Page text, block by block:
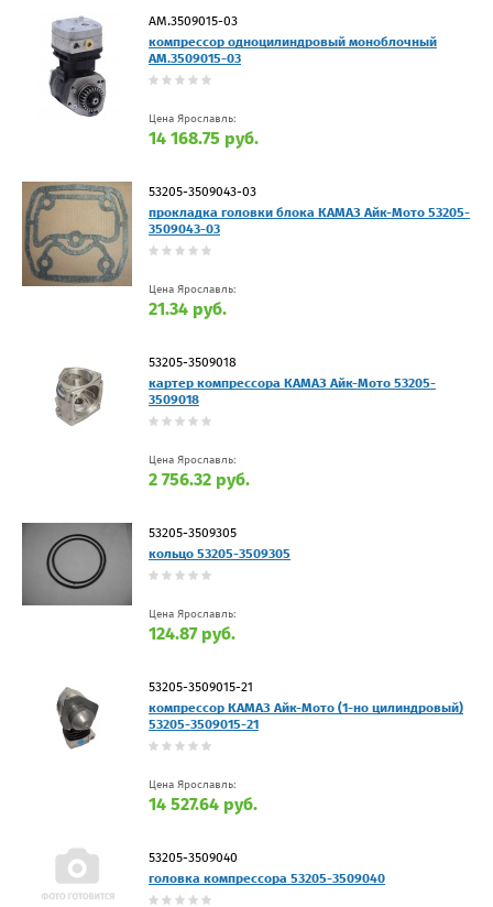
АМ.3509015-03
компрессор одноцилиндровый моноблочный
АМ.3509015-03
Цена Ярославль:
14 168.75 руб.
53205-3509043-03
прокладка головки блока КАМАЗ Айк-Мото 53205-
3509043-03
Цена Ярославль:
21.34 руб.
53205-3509018
картер компрессора КАМАЗ Айк-Мото 53205-
3509018
Цена Ярославль:
2 756.32 руб.
53205-3509305
кольцо 53205-3509305
Цена Ярославль:
124.87 руб.
53205-3509015-21
компрессор КАМАЗ Айк-Мото (1-но цилиндровый)
53205-3509015-21
Цена Ярославль:
14 527.64 руб.
53205-3509040
головка компрессора 53205-3509040